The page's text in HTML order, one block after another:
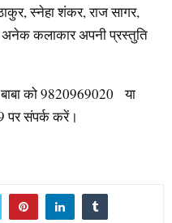
स्नेहा शंकर, राज सागर,
अनेक कलाकार अपनी प्रस्तुति
को 9820969020 या
पर संपर्क करें।